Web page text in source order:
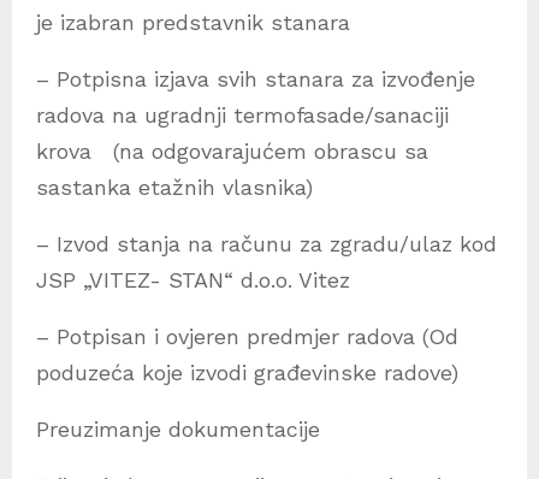
je izabran predstavnik stanara
– Potpisna izjava svih stanara za izvođenje
radova na ugradnji termofasade/sanaciji
krova (na odgovarajućem obrascu sa
sastanka etažnih vlasnika)
– Izvod stanja na računu za zgradu/ulaz kod
JSP „VITEZ- STAN“ d.o.o. Vitez
– Potpisan i ovjeren predmjer radova (Od
poduzeća koje izvodi građevinske radove)
Preuzimanje dokumentacije